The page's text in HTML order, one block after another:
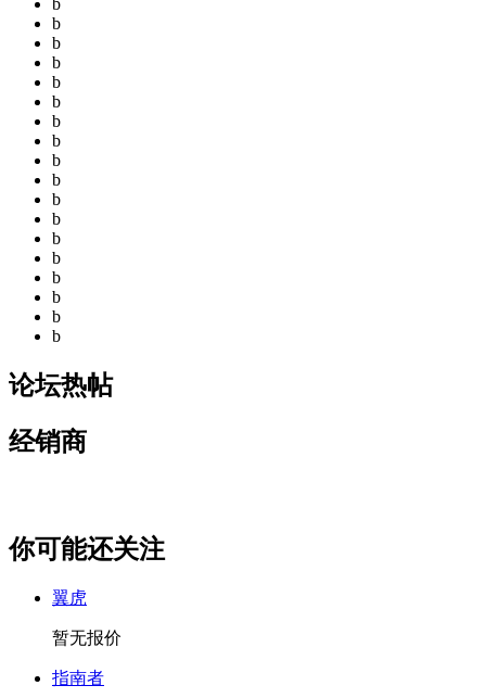
b
b
b
b
b
b
b
b
b
b
b
b
b
b
b
b
b
论坛热帖
经销商
你可能还关注
翼虎
暂无报价
指南者